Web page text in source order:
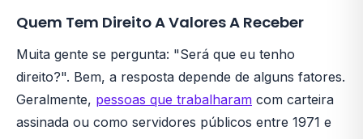
Quem Tem Direito A Valores A Receber
Muita gente se pergunta: "Será que eu tenho
direito?". Bem, a resposta depende de alguns fatores.
Geralmente, pessoas que trabalharam com carteira
assinada ou como servidores públicos entre 1971 e